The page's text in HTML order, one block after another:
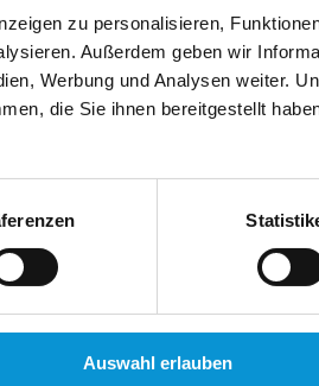
zu personalisieren,
Außerdem geben wir
Werbung und Analysen weiter.
die Sie ihnen bereitgestellt
Auswahl erlauben
Halbpension möglich